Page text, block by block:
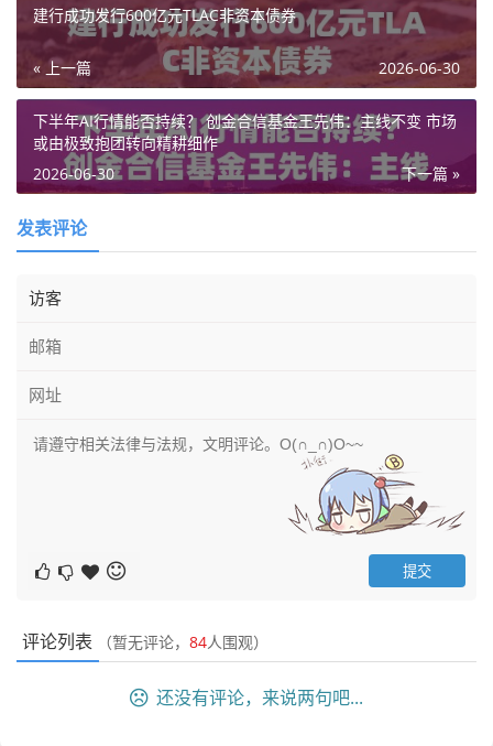
建行成功发行600亿元TLAC非资本债券
« 上一篇 2026-06-30
下半年AI行情能否持续？ 创金合信基金王先伟：主线不变 市场
或由极致抱团转向精耕细作
下一篇 »
2026-06-30
发表评论
评论列表 （暂无评论， 84人围观）
还没有评论，来说两句吧...